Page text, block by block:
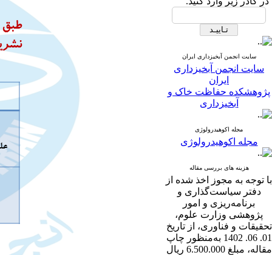
سایت انجمن آبخیزداری ایران
سایت انجمن آبخیزداری
ایران
پژوهشکده حفاظت خاک و
آبخیزداری
مجله اکوهیدرولوژی
مجله اکوهیدرولوژی
هزینه های بررسی مقاله
با توجه به مجوز اخذ شده از
دفتر سیاست‌گذاری و
برنامه‌ریزی و امور
پژوهشی وزارت علوم،
تحقیقات و فناوری، از تاریخ
01. 06. 1402 به‌منظور چاپ
مقاله، مبلغ 6.500.000 ریال